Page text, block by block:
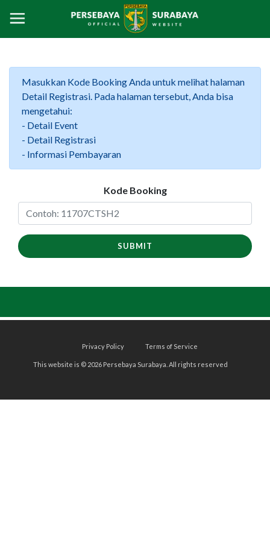
Masukkan Kode Booking Anda untuk melihat halaman
Detail Registrasi. Pada halaman tersebut, Anda bisa
mengetahui:
- Detail Event
- Detail Registrasi
- Informasi Pembayaran
Kode Booking
SUBMIT
Privacy Policy Terms of Service
This website is © 2026 Persebaya Surabaya. All rights reserved